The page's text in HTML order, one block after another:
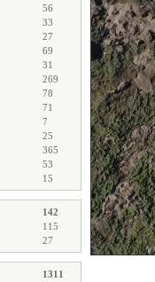
56
33
27
69
31
269
78
71
7
25
365
53
15
142
115
27
1311